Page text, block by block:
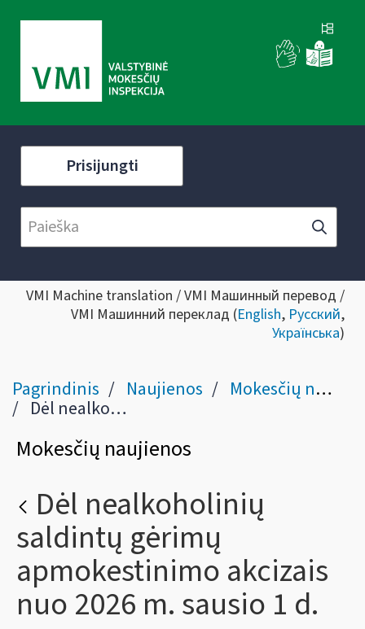
Prisijungti
VMI Machine translation / VMI Машинный перевод /
VMI Машинний переклад (English, Русский,
Українська)
Pagrindinis Naujienos Mokesčių naujienos
Dėl nealkoholinių saldintų gėrimų apmokestinimo akcizais nuo 2026 m. sausio 1 d.
Mokesčių naujienos
Dėl nealkoholinių
saldintų gėrimų
apmokestinimo akcizais
nuo 2026 m. sausio 1 d.